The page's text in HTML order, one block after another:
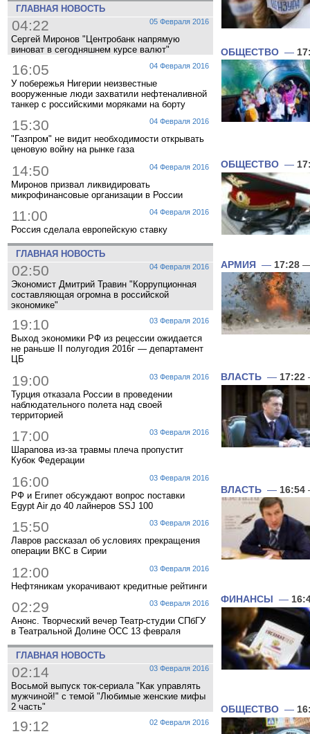
ГЛАВНАЯ НОВОСТЬ
05 Февраля 2016
04:22
Сергей Миронов "Центробанк напрямую
виноват в сегодняшнем курсе валют"
04 Февраля 2016
16:05
У побережья Нигерии неизвестные
вооруженные люди захватили нефтеналивной
танкер с российскими моряками на борту
04 Февраля 2016
15:30
"Газпром" не видит необходимости открывать
ценовую войну на рынке газа
04 Февраля 2016
14:50
Миронов призвал ликвидировать
микрофинансовые организации в России
04 Февраля 2016
11:00
Россия сделала европейскую ставку
ГЛАВНАЯ НОВОСТЬ
04 Февраля 2016
02:50
Экономист Дмитрий Травин "Коррупционная
составляющая огромна в российской
экономике"
03 Февраля 2016
19:10
Выход экономики РФ из рецессии ожидается
не раньше II полугодия 2016г — департамент
ЦБ
03 Февраля 2016
19:00
Турция отказала России в проведении
наблюдательного полета над своей
территорией
03 Февраля 2016
17:00
Шарапова из-за травмы плеча пропустит
Кубок Федерации
03 Февраля 2016
16:00
РФ и Египет обсуждают вопрос поставки
Egypt Air до 40 лайнеров SSJ 100
03 Февраля 2016
15:50
Лавров рассказал об условиях прекращения
операции ВКС в Сирии
03 Февраля 2016
12:00
Нефтяникам укорачивают кредитные рейтинги
03 Февраля 2016
02:29
Анонс. Творческий вечер Театр-студии СПбГУ
в Театральной Долине ОСС 13 февраля
ГЛАВНАЯ НОВОСТЬ
03 Февраля 2016
02:14
Восьмой выпуск ток-сериала "Как управлять
мужчиной!" с темой "Любимые женские мифы
2 часть"
02 Февраля 2016
19:12
ОБЩЕСТВО —
ОБЩЕСТВО —
АРМИЯ — 17:28
ВЛАСТЬ — 17:22
ВЛАСТЬ — 16:54
ФИНАНСЫ —
ОБЩЕСТВО —